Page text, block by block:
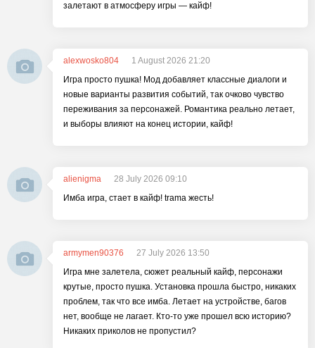
залетают в атмосферу игры — кайф!
alexwosko804
1 August 2026 21:20
Игра просто пушка! Мод добавляет классные диалоги и
новые варианты развития событий, так очково чувство
переживания за персонажей. Романтика реально летает,
и выборы влияют на конец истории, кайф!
alienigma
28 July 2026 09:10
Имба игра, стает в кайф! trama жесть!
armymen90376
27 July 2026 13:50
Игра мне залетела, сюжет реальный кайф, персонажи
крутые, просто пушка. Установка прошла быстро, никаких
проблем, так что все имба. Летает на устройстве, багов
нет, вообще не лагает. Кто-то уже прошел всю историю?
Никаких приколов не пропустил?